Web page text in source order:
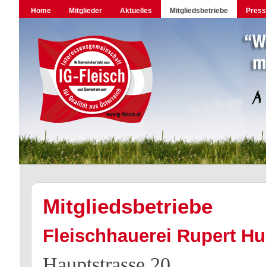
Home Mitglieder Aktuelles Mitgliedsbetriebe
Mitgliedsbetriebe
Fleischhauerei Rupert